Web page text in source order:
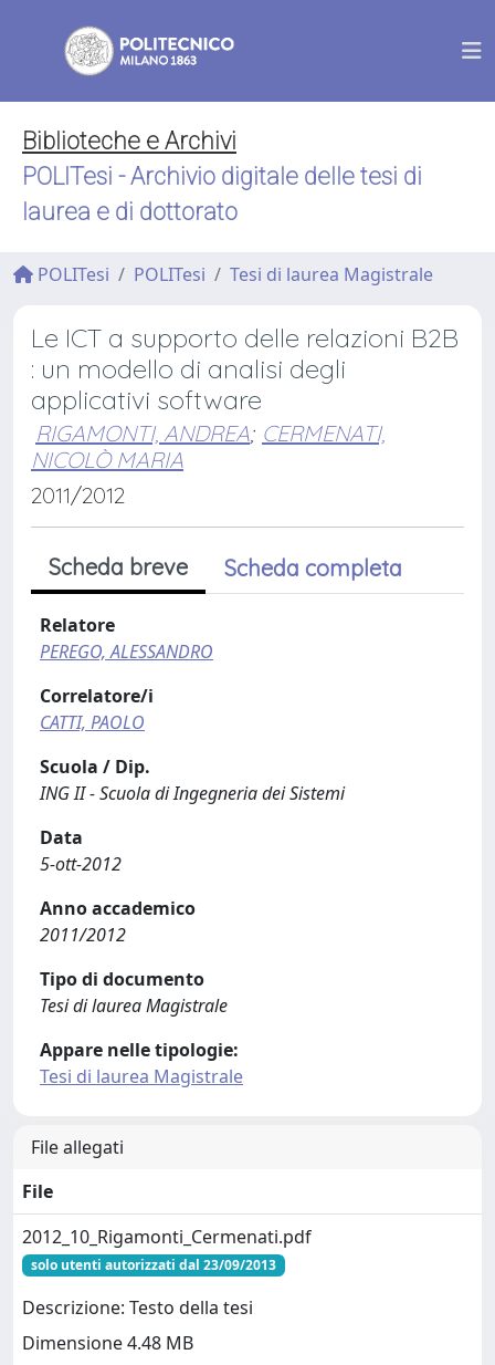
Biblioteche e Archivi
POLITesi - Archivio digitale delle tesi di
laurea e di dottorato
POLITesi POLITesi Tesi di laurea Magistrale
Le ICT a supporto delle relazioni B2B
: un modello di analisi degli
applicativi software
RIGAMONTI, ANDREA; CERMENATI,
NICOLÒ MARIA
2011/2012
Scheda breve Scheda completa
Relatore
PEREGO, ALESSANDRO
Correlatore/i
CATTI, PAOLO
Scuola / Dip.
ING II - Scuola di Ingegneria dei Sistemi
Data
5-ott-2012
Anno accademico
2011/2012
Tipo di documento
Tesi di laurea Magistrale
Appare nelle tipologie:
Tesi di laurea Magistrale
File allegati
File
2012_10_Rigamonti_Cermenati.pdf
solo utenti autorizzati dal 23/09/2013
Descrizione: Testo della tesi
Dimensione 4.48 MB